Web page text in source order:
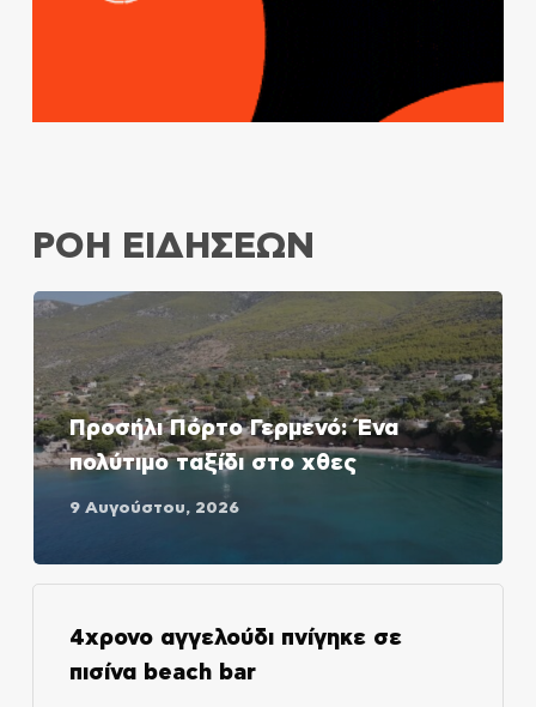
ΡΟΗ ΕΙΔΗΣΕΩΝ
Προσήλι Πόρτο Γερμενό: Ένα
πολύτιμο ταξίδι στο χθες
9 Αυγούστου, 2026
4χρονο αγγελούδι πνίγηκε σε
πισίνα beach bar